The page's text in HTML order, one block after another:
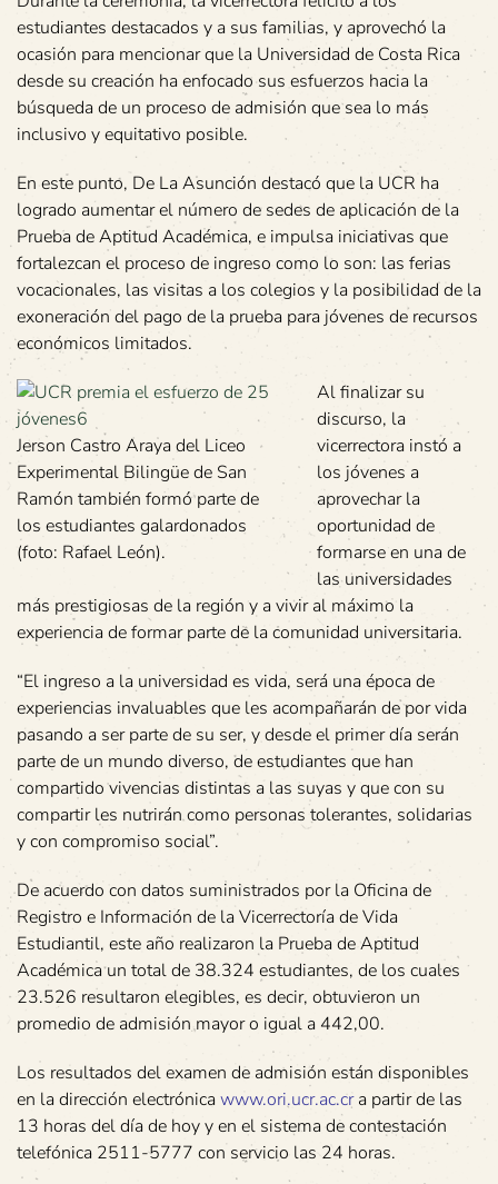
estudiantes destacados y a sus familias, y aprovechó la
ocasión para mencionar que la Universidad de Costa Rica
desde su creación ha enfocado sus esfuerzos hacia la
búsqueda de un proceso de admisión que sea lo más
inclusivo y equitativo posible.
En este punto, De La Asunción destacó que la UCR ha
logrado aumentar el número de sedes de aplicación de la
Prueba de Aptitud Académica, e impulsa iniciativas que
fortalezcan el proceso de ingreso como lo son: las ferias
vocacionales, las visitas a los colegios y la posibilidad de la
exoneración del pago de la prueba para jóvenes de recursos
económicos limitados.
Jerson Castro Araya del Liceo
Experimental Bilingüe de San
Ramón también formó parte de
los estudiantes galardonados
(foto: Rafael León).
Al finalizar su
discurso, la
vicerrectora instó a
los jóvenes a
aprovechar la
oportunidad de
formarse en una de
las universidades
más prestigiosas de la región y a vivir al máximo la
experiencia de formar parte de la comunidad universitaria.
“El ingreso a la universidad es vida, será una época de
experiencias invaluables que les acompañarán de por vida
pasando a ser parte de su ser, y desde el primer día serán
parte de un mundo diverso, de estudiantes que han
compartido vivencias distintas a las suyas y que con su
compartir les nutrirán como personas tolerantes, solidarias
y con compromiso social”.
De acuerdo con datos suministrados por la Oficina de
Registro e Información de la Vicerrectoría de Vida
Estudiantil, este año realizaron la Prueba de Aptitud
Académica un total de 38.324 estudiantes, de los cuales
23.526 resultaron elegibles, es decir, obtuvieron un
promedio de admisión mayor o igual a 442,00.
Los resultados del examen de admisión están disponibles
en la dirección electrónicawww.ori.ucr.ac.cra partir de las
13 horas del día de hoy y en el sistema de contestación
telefónica 2511-5777 con servicio las 24 horas.